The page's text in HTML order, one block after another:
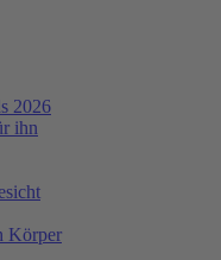
2026
ihn
Körper